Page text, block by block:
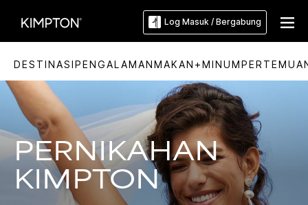
Log Masuk / Bergabung
DESTINASIPENGALAMANMAKAN+MINUM
PERNIKAHAN
KIMPTON